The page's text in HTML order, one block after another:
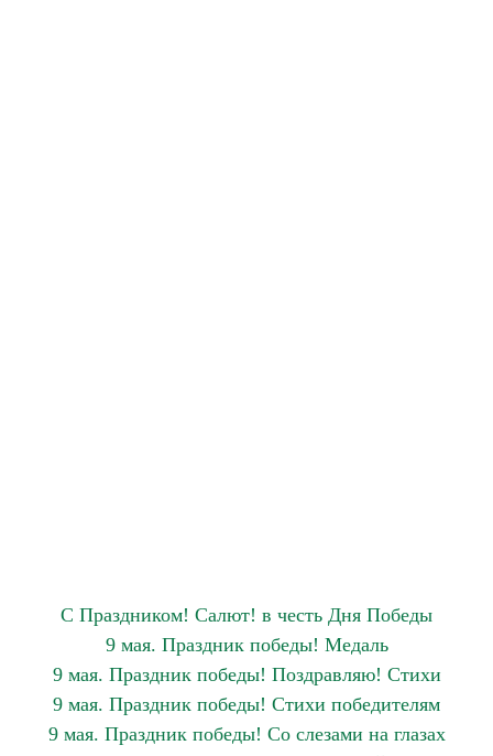
С Праздником! Салют! в честь Дня Победы
9 мая. Праздник победы! Медаль
9 мая. Праздник победы! Поздравляю! Стихи
9 мая. Праздник победы! Стихи победителям
9 мая. Праздник победы! Со слезами на глазах